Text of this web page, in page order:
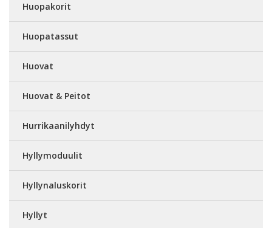
Huopakorit
Huopatassut
Huovat
Huovat & Peitot
Hurrikaanilyhdyt
Hyllymoduulit
Hyllynaluskorit
Hyllyt